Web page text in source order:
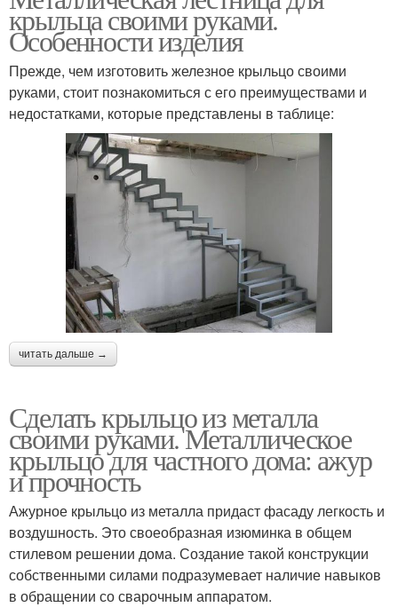
крыльца своими руками.
Особенности изделия
Прежде, чем изготовить железное крыльцо своими
руками, стоит познакомиться с его преимуществами и
недостатками, которые представлены в таблице:
читать дальше →
Сделать крыльцо из металла
своими руками. Металлическое
крыльцо для частного дома: ажур
и прочность
Ажурное крыльцо из металла придаст фасаду легкость и
воздушность. Это своеобразная изюминка в общем
стилевом решении дома. Создание такой конструкции
собственными силами подразумевает наличие навыков
в обращении со сварочным аппаратом.